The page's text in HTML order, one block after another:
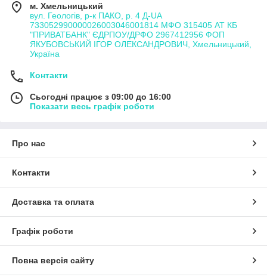
м. Хмельницький
вул. Геологів, р-к ПАКО, р. 4 Д-UA
733052990000026003046001814 МФО 315405 АТ КБ
"ПРИВАТБАНК" ЄДРПОУ/ДРФО 2967412956 ФОП
ЯКУБОВСЬКИЙ ІГОР ОЛЕКСАНДРОВИЧ, Хмельницький,
Україна
Контакти
Сьогодні працює з 09:00 до 16:00
Показати весь графік роботи
Про нас
Контакти
Доставка та оплата
Графік роботи
Повна версія сайту